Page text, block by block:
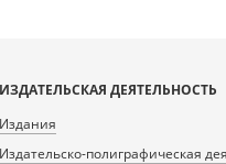
ИЗДАТЕЛЬСКАЯ ДЕЯТЕЛЬНОСТЬ
Издания
Издательско-полиграфическая